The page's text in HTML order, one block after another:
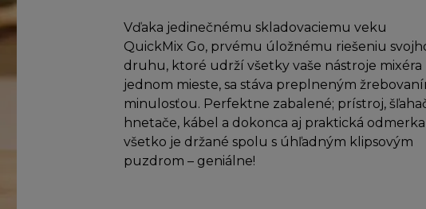
Vďaka jedinečnému skladovaciemu veku
QuickMix Go, prvému úložnému riešeniu
druhu, ktoré udrží všetky vaše nástroje mixéra
jednom mieste, sa stáva preplneným
minulosťou. Perfektne zabalené; prístroj,
hnetače, kábel a dokonca aj praktická
všetko je držané spolu s úhľadným klipsovým
puzdrom – geniálne!